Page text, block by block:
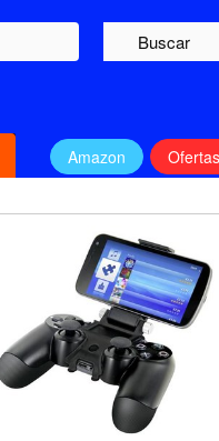
Amazon Ofertas